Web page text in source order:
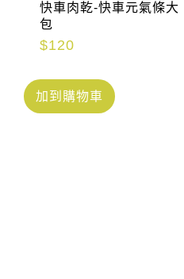
快車肉乾-快車元氣條大
包
$120
加到購物車